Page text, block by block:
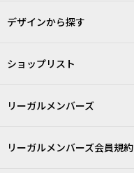
デザインから探す
ショップリスト
リーガルメンバーズ
リーガルメンバーズ会員規約